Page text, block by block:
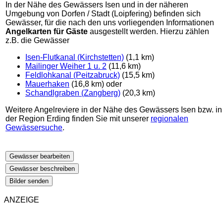
In der Nähe des Gewässers Isen und in der näheren
Umgebung von Dorfen / Stadt (Loipfering) befinden sich
Gewässer, für die nach den uns vorliegenden Informationen
Angelkarten für Gäste ausgestellt werden. Hierzu zählen
z.B. die Gewässer
Isen-Flutkanal (Kirchstetten) (1,1 km)
Mailinger Weiher 1 u. 2 (11,6 km)
Feldlohkanal (Peitzabruck) (15,5 km)
Mauerhaken (16,8 km) oder
Schandlgraben (Zangberg) (20,3 km)
Weitere Angelreviere in der Nähe des Gewässers Isen bzw. in
der Region Erding finden Sie mit unserer regionalen
Gewässersuche.
Gewässer bearbeiten
Gewässer beschreiben
Bilder senden
ANZEIGE